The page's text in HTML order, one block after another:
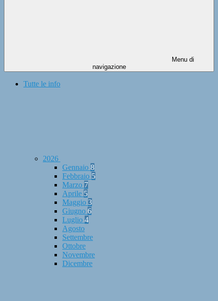
Menu di
navigazione
Tutte le info
2026
Gennaio 8
Febbraio 5
Marzo 7
Aprile 5
Maggio 3
Giugno 6
Luglio 4
Agosto
Settembre
Ottobre
Novembre
Dicembre